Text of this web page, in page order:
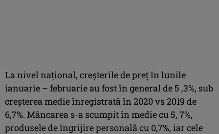
La nivel național, creșterile de preț în lunile
ianuarie – februarie au fost în general de 5 ,3%, sub
creșterea medie înregistrată în 2020 vs 2019 de
6,7%. Mâncarea s-a scumpit în medie cu 5, 7%,
produsele de îngrijire personală cu 0,7%, iar cele